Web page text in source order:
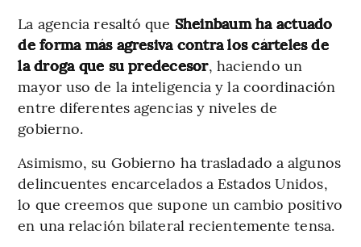
La agencia resaltó que Sheinbaum ha actuado
de forma más agresiva contra los cárteles de
la droga que su predecesor, haciendo un
mayor uso de la inteligencia y la coordinación
entre diferentes agencias y niveles de
gobierno.
Asimismo, su Gobierno ha trasladado a algunos
delincuentes encarcelados a Estados Unidos,
lo que creemos que supone un cambio positivo
en una relación bilateral recientemente tensa.